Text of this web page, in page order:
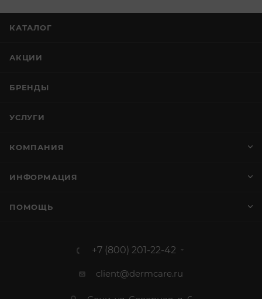
КАТАЛОГ
АКЦИИ
БРЕНДЫ
УСЛУГИ
КОМПАНИЯ
ИНФОРМАЦИЯ
ПОМОЩЬ
+7 (800) 201-22-42
client@dermcare.ru